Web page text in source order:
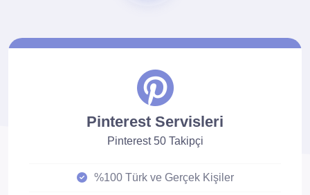
Pinterest Servisleri
Pinterest 50 Takipçi
%100 Türk ve Gerçek Kişiler